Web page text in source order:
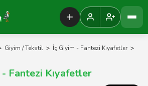
Giyim / Tekstil > İç Giyim - Fantezi Kıyafetler >
- Fantezi Kıyafetler